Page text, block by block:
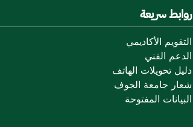
روابط سريعة
التقويم الأكاديمي
الدعم الفني
دليل تحويلات الهاتف
شعار جامعة الجوف
البيانات المفتوحة